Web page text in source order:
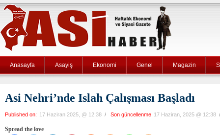
Anasayfa Asayiş Ekonomi Genel Magazin
Asi Nehri’nde Islah Çalışması Başladı
Published on: 17 Haziran 2025, @ 12:38 / Son güncellenme 17 Haziran, 2025 @ 12:38
Spread the love